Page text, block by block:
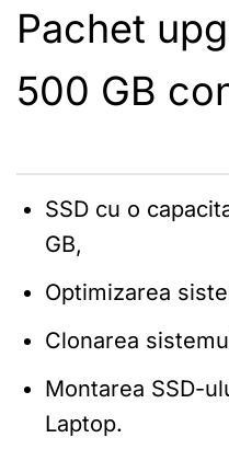
Pachet
500 GB
SSD cu o
GB,
Optimizarea
Clonarea
Montarea SSD-
Laptop.